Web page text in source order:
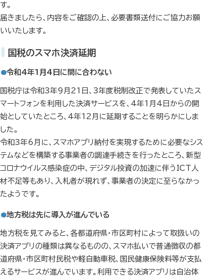
す。
届きましたら、内容をご確認の上、必要書類送付にご協力お願
いいたします。
国税のスマホ決済延期
令和4年1月4日に間に合わない
国税庁は令和3年9月21日、3年度税制改正で発表していたス
マートフォンを利用した決済サービスを、4年1月4日からの開
始としていたところ、4年12月に延期することを明らかにしま
した。
令和3年6月に、スマホアプリ納付を実現するために必要なシス
テムなどを構築する事業者の調達手続きを行ったところ、新型
コロナウイルス感染症の中、デジタル投資の加速に伴うICT人
材不足等もあり、入札者が現れず、事業者の決定に至らなかっ
たようです。
地方税は先に導入が進んでいる
地方税を見てみると、各都道府県・市区町村によって取扱いの
決済アプリの種類は異なるものの、スマホ払いで普通徴収の都
道府県・市区町村民税や軽自動車税、国民健康保険料等が支払
えるサービスが進んでいます。利用できる決済アプリは自治体